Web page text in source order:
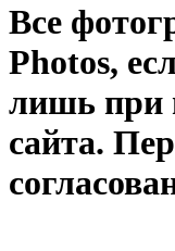
Все
Photos,
лишь при
сайта.